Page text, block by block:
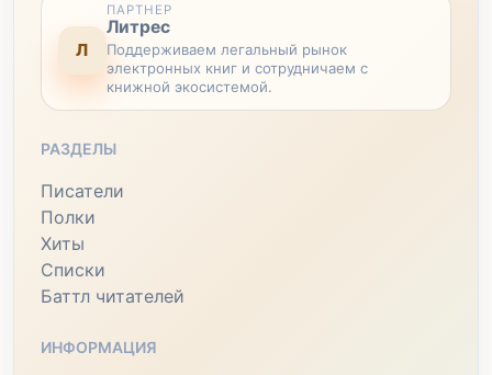
Л
ПАРТНЕР
Литрес
Поддерживаем легальный рынок
электронных книг и сотрудничаем с
книжной экосистемой.
РАЗДЕЛЫ
Писатели
Полки
Хиты
Списки
Баттл читателей
ИНФОРМАЦИЯ